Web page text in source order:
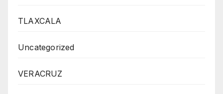
TLAXCALA
Uncategorized
VERACRUZ